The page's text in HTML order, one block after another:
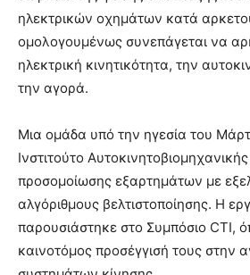
ηλεκτρικών οχημάτων κατά
ομολογουμένως συνεπάγεται να
ηλεκτρική κινητικότητα, την
την αγορά.
Μια ομάδα υπό την ηγεσία του
Ινστιτούτο
προσομοίωσης εξαρτημάτων με
αλγόριθμους βελτιστοποίησης. Η
παρουσιάστηκε στο Συμπόσιο CTI,
καινοτόμος προσέγγισή τους στην